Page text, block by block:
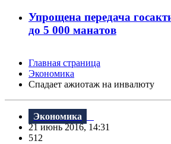
Упрощена передача
до 5 000 манатов
Главная страница
Экономика
Спадает ажиотаж на инвалюту
Экономика
21 июнь 2016, 14:31
512